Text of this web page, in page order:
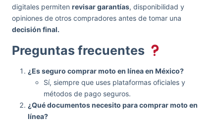
digitales permiten revisar garantías, disponibilidad y
opiniones de otros compradores antes de tomar una
decisión final.
Preguntas frecuentes
¿Es seguro comprar moto en línea en México?
Sí, siempre que uses plataformas oficiales y
métodos de pago seguros.
¿Qué documentos necesito para comprar moto en
línea?